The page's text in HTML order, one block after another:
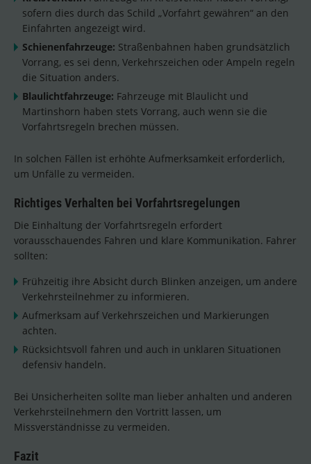
sofern dies durch das Schild „Vorfahrt gewähren“ an den
Einfahrten angezeigt wird.
Schienenfahrzeuge: Straßenbahnen haben grundsätzlich
Vorrang, es sei denn, Verkehrszeichen oder Ampeln regeln
die Situation anders.
Blaulichtfahrzeuge: Fahrzeuge mit Blaulicht und
Martinshorn haben stets Vorrang, auch wenn sie die
Vorfahrtsregeln brechen müssen.
In solchen Fällen ist erhöhte Aufmerksamkeit erforderlich,
um Unfälle zu vermeiden.
Richtiges Verhalten bei Vorfahrtsregelungen
Die Einhaltung der Vorfahrtsregeln erfordert
vorausschauendes Fahren und klare Kommunikation. Fahrer
sollten:
Frühzeitig ihre Absicht durch Blinken anzeigen, um andere
Verkehrsteilnehmer zu informieren.
Aufmerksam auf Verkehrszeichen und Markierungen
achten.
Rücksichtsvoll fahren und auch in unklaren Situationen
defensiv handeln.
Bei Unsicherheiten sollte man lieber anhalten und anderen
Verkehrsteilnehmern den Vortritt lassen, um
Missverständnisse zu vermeiden.
Fazit